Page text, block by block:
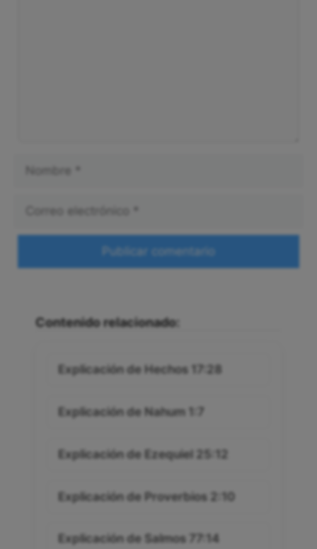
Contenido relacionado:
Explicación de Hechos 17:28
Explicación de Nahum 1:7
Explicación de Ezequiel 25:12
Explicación de Proverbios 2:10
Explicación de Salmos 77:14